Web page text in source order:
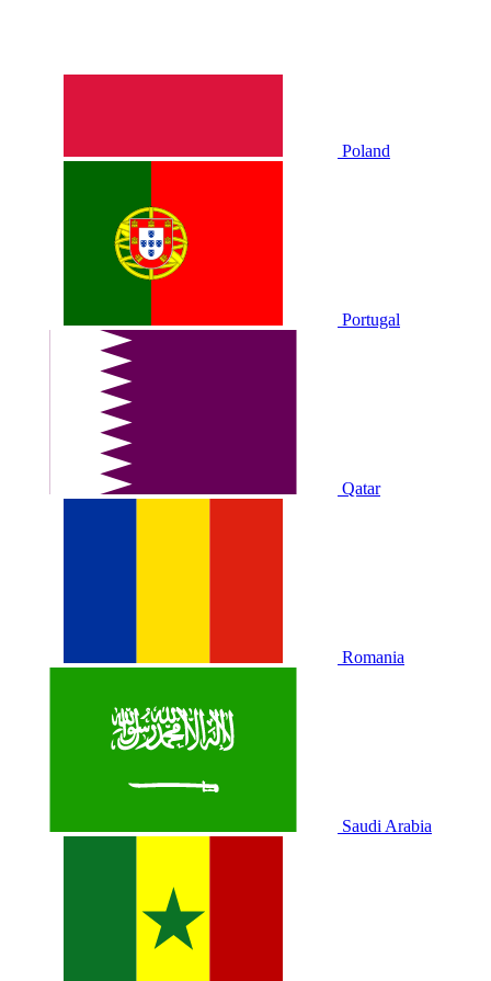
Poland
Portugal
Qatar
Romania
Saudi Arabia